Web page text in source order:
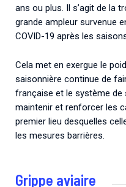
ans ou plus. Il s’agit de la
grande ampleur survenue
COVID-19 après les
Cela met en exergue le
saisonnière continue de
française et le système de
maintenir et renforcer les
premier lieu desquelles
les mesures barrières.
Grippe aviaire